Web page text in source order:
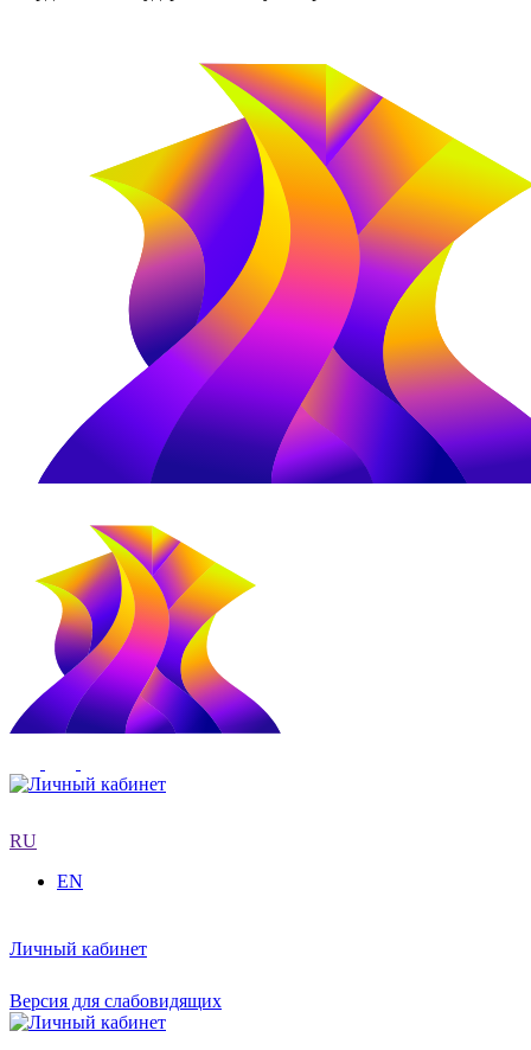
RU
EN
Личный кабинет
Версия для слабовидящих